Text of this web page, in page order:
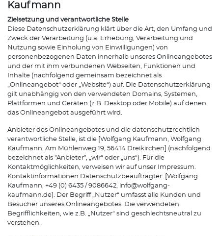
Kaufmann
Zielsetzung und verantwortliche Stelle
Diese Datenschutzerklärung klärt über die Art, den Umfang und
Zweck der Verarbeitung (u.a. Erhebung, Verarbeitung und
Nutzung sowie Einholung von Einwilligungen) von
personenbezogenen Daten innerhalb unseres Onlineangebotes
und der mit ihm verbundenen Webseiten, Funktionen und
Inhalte (nachfolgend gemeinsam bezeichnet als
„Onlineangebot“ oder „Website“) auf. Die Datenschutzerklärung
gilt unabhängig von den verwendeten Domains, Systemen,
Plattformen und Geräten (z.B. Desktop oder Mobile) auf denen
das Onlineangebot ausgeführt wird.
Anbieter des Onlineangebotes und die datenschutzrechtlich
verantwortliche Stelle, ist die [Wolfgang Kaufmann, Wolfgang
Kaufmann, Am Mühlenweg 19, 56414 Dreikirchen] (nachfolgend
bezeichnet als "Anbieter", „wir“ oder „uns“). Für die
Kontaktmöglichkeiten, verweisen wir auf unser Impressum.
Kontaktinformationen Datenschutzbeauftragter: [Wolfgang
Kaufmann, +49 (0) 6435 / 9086642, info@wolfgang-
kaufmann.de]. Der Begriff „Nutzer“ umfasst alle Kunden und
Besucher unseres Onlineangebotes. Die verwendeten
Begrifflichkeiten, wie z.B. „Nutzer“ sind geschlechtsneutral zu
verstehen.